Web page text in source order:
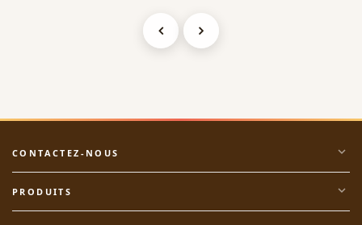
CONTACTEZ-NOUS expand_more
PRODUITS expand_more